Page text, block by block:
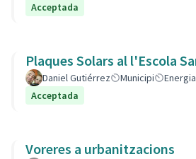
Acceptada
Plaques Solars al l'Escola
Daniel Gutiérrez Municipi
Acceptada
Voreres a urbanitzacions